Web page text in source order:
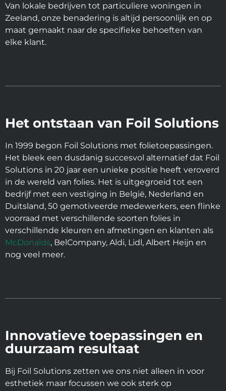
Van lokale bedrijven tot particuliere woningen in
Zeeland, onze benadering is altijd persoonlijk en op
maat gemaakt naar de specifieke behoeften van
elke klant.
Het ontstaan van Foil Solutions
In 1999 begon Foil Solutions met folietoepassingen.
Het bleek een dusdanig succesvol alternatief dat Foil
Solutions in 20 jaar een unieke positie heeft veroverd
in de wereld van folies. Het is uitgegroeid tot een
bedrijf met een vestiging in België, Nederland en
Duitsland, 50 gemotiveerde medewerkers, een flinke
voorraad met verschillende soorten folies in
verschillende kleuren en afmetingen en klanten als
McDonalds, BelCompany, Aldi, Lidl, Albert Heijn en
nog veel meer.
Innovatieve toepassingen en
duurzaam resultaat
Bij Foil Solutions zetten we ons niet alleen in voor
esthetiek maar focussen we ook sterk op